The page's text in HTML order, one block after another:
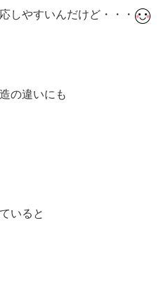
しやすいんだけど・・・
の違いにも
いると